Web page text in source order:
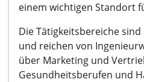
einem wichtigen Standort
Die Tätigkeitsbereiche
und reichen von
über Marketing und
Gesundheitsberufen und